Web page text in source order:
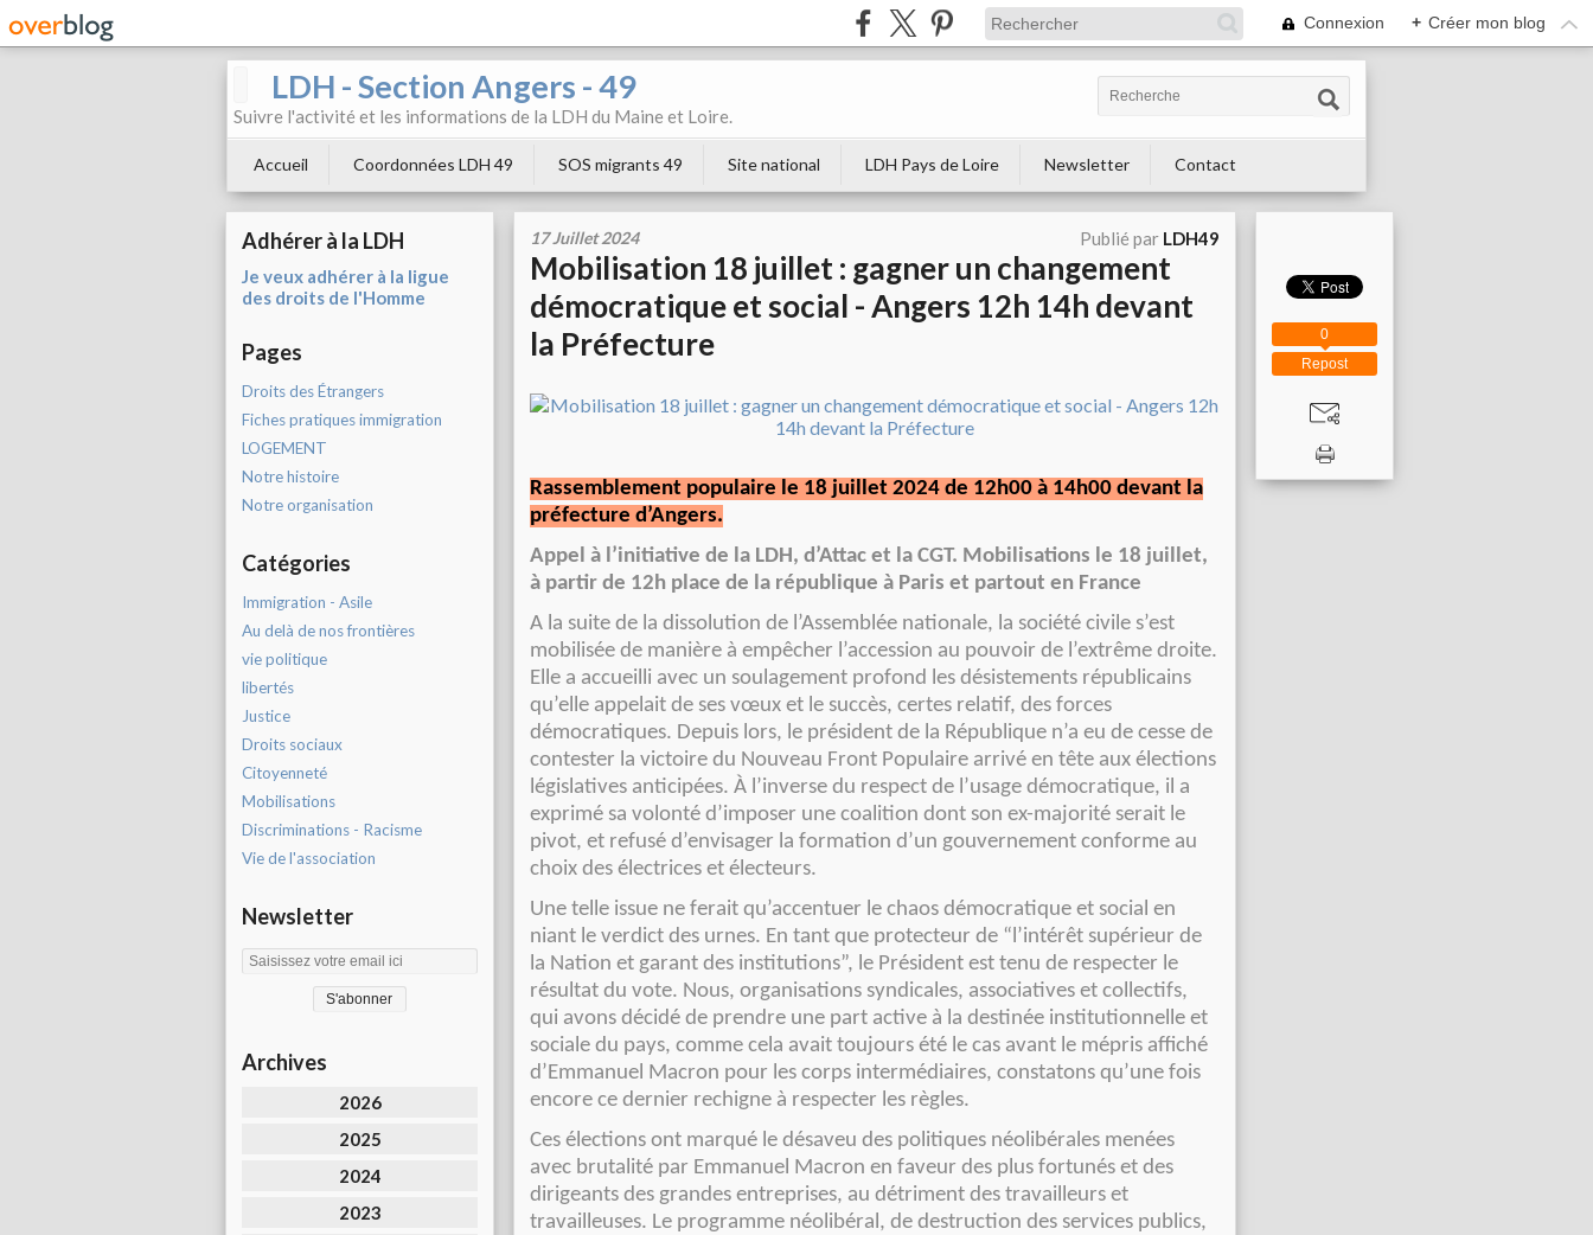
Connexion + Créer mon blog
LDH - Section Angers - 49
Suivre l'activité et les informations de la LDH du Maine et Loire.
Accueil Coordonnées LDH 49 SOS migrants 49 Site national LDH Pays de Loire Newsletter Contact
Adhérer à la LDH
Je veux adhérer à la ligue
des droits de l'Homme
Pages
Droits des Étrangers
Fiches pratiques immigration
LOGEMENT
Notre histoire
Notre organisation
Catégories
Immigration - Asile
Au delà de nos frontières
vie politique
libertés
Justice
Droits sociaux
Citoyenneté
Mobilisations
Discriminations - Racisme
Vie de l'association
Newsletter
Archives
2026
2025
2024
2023
17 Juillet 2024 Publié par LDH49
Mobilisation 18 juillet : gagner un changement
démocratique et social - Angers 12h 14h devant
la Préfecture
Rassemblement populaire le 18 juillet 2024 de 12h00 à 14h00 devant la
préfecture d’Angers.
Appel à l’initiative de la LDH, d’Attac et la CGT. Mobilisations le 18 juillet,
à partir de 12h place de la république à Paris et partout en France
A la suite de la dissolution de l’Assemblée nationale, la société civile s’est
mobilisée de manière à empêcher l’accession au pouvoir de l’extrême droite.
Elle a accueilli avec un soulagement profond les désistements républicains
qu’elle appelait de ses vœux et le succès, certes relatif, des forces
démocratiques. Depuis lors, le président de la République n’a eu de cesse de
contester la victoire du Nouveau Front Populaire arrivé en tête aux élections
législatives anticipées. À l’inverse du respect de l’usage démocratique, il a
exprimé sa volonté d’imposer une coalition dont son ex-majorité serait le
pivot, et refusé d’envisager la formation d’un gouvernement conforme au
choix des électrices et électeurs.
Une telle issue ne ferait qu’accentuer le chaos démocratique et social en
niant le verdict des urnes. En tant que protecteur de “l’intérêt supérieur de
la Nation et garant des institutions”, le Président est tenu de respecter le
résultat du vote. Nous, organisations syndicales, associatives et collectifs,
qui avons décidé de prendre une part active à la destinée institutionnelle et
sociale du pays, comme cela avait toujours été le cas avant le mépris affiché
d’Emmanuel Macron pour les corps intermédiaires, constatons qu’une fois
encore ce dernier rechigne à respecter les règles.
Ces élections ont marqué le désaveu des politiques néolibérales menées
avec brutalité par Emmanuel Macron en faveur des plus fortunés et des
dirigeants des grandes entreprises, au détriment des travailleurs et
travailleuses. Le programme néolibéral, de destruction des services publics,
Repost
0